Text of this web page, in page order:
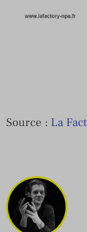
Source : La